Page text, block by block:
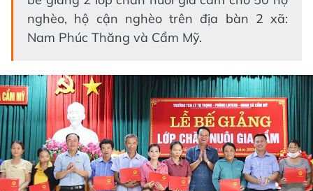
nghèo, hộ cận nghèo trên địa bàn 2 xã:
Nam Phúc Thăng và Cẩm Mỹ.